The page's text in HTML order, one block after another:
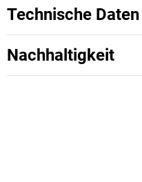
Technische Daten
Nachhaltigkeit